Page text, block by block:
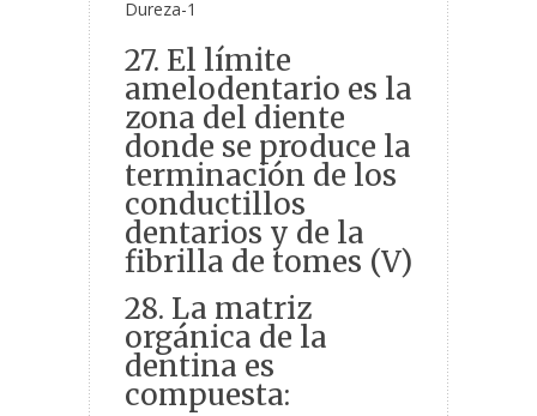
Dureza-1
27. El límite
amelodentario es la
zona del diente
donde se produce la
terminación de los
conductillos
dentarios y de la
fibrilla de tomes (V)
28. La matriz
orgánica de la
dentina es
compuesta: